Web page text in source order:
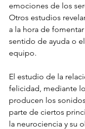
emociones de los
Otros estudios
a la hora de
sentido de ayuda o
equipo.
El estudio de la
felicidad, mediante
producen los
parte de ciertos
la neurociencia y su